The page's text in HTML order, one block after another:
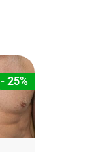
- 25%